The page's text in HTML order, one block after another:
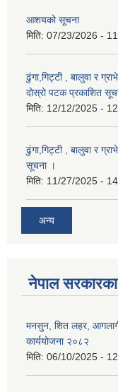
आशयको सूचना
मिति: 07/23/2026 -
ढुंगा,गिट्टी , बालुवा र
दोस्रो पटक प्रकाशित
मिति: 12/12/2025 -
ढुंगा,गिट्टी , बालुवा र
सूचना ।
मिति: 11/27/2025 -
अन्य
नेपाल
मनसुन, शित लहर,
कार्ययोजना २०८२
मिति: 06/10/2025 -